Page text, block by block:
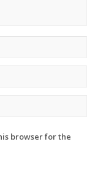
browser for the